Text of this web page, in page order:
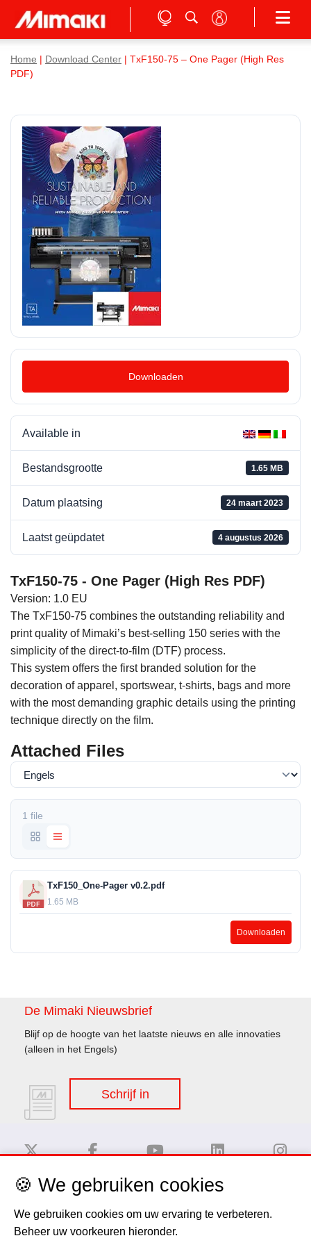
Home Download Center | TxF150-75 – One Pager (High Res
PDF)
Downloaden
Available in
Bestandsgrootte 1.65 MB
Datum plaatsing 24 maart 2023
Laatst geüpdatet 4 augustus 2026
TxF150-75 - One Pager (High Res PDF)
Version: 1.0 EU
The TxF150-75 combines the outstanding reliability and
print quality of Mimaki’s best-selling 150 series with the
simplicity of the direct-to-film (DTF) process.
This system offers the first branded solution for the
decoration of apparel, sportswear, t-shirts, bags and more
with the most demanding graphic details using the printing
technique directly on the film.
Attached Files
1 file
TxF150_One-Pager v0.2.pdf
1.65 MB
Downloaden
De Mimaki Nieuwsbrief
Blijf op de hoogte van het laatste nieuws en alle innovaties
(alleen in het Engels)
Schrijf in
Privacy Policy
🍪 We gebruiken cookies
We gebruiken cookies om uw ervaring te verbeteren.
Beheer uw voorkeuren hieronder.